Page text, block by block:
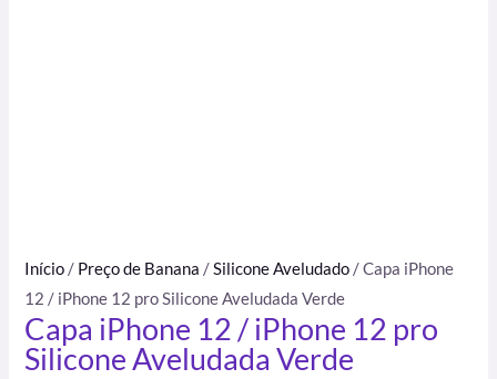
Início / Preço de Banana /Silicone Aveludado / Capa iPhone
12 / iPhone 12 pro Silicone Aveludada Verde
Capa iPhone 12 / iPhone 12 pro
Silicone Aveludada Verde